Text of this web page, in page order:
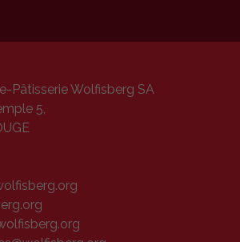
Pâtisserie Wolfisberg SA
5,